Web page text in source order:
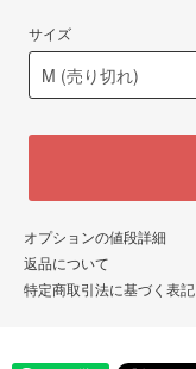
サイズ
オプションの値段詳細
返品について
特定商取引法に基づく表記